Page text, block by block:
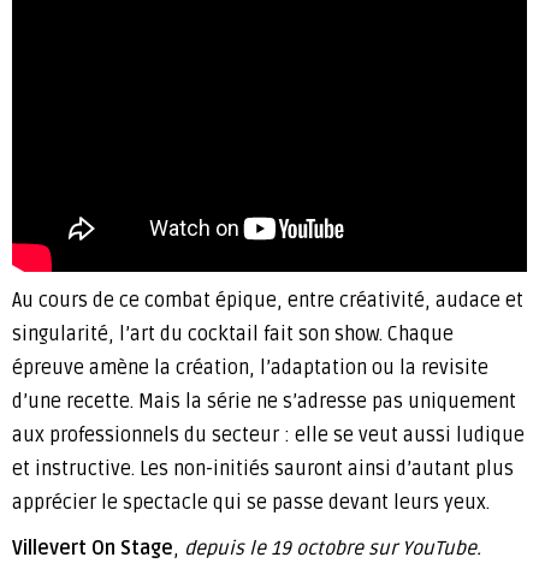
Au cours de ce combat épique, entre créativité, audace et
singularité, l’art du cocktail fait son show. Chaque
épreuve amène la création, l’adaptation ou la revisite
d’une recette. Mais la série ne s’adresse pas uniquement
aux professionnels du secteur : elle se veut aussi ludique
et instructive. Les non-initiés sauront ainsi d’autant plus
apprécier le spectacle qui se passe devant leurs yeux.
Villevert On Stage, depuis le 19 octobre sur YouTube.